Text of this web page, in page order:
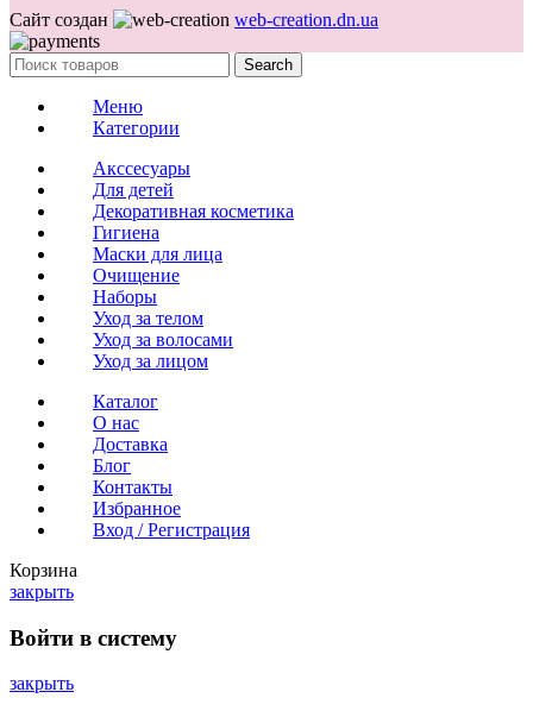
Сайт создан
web-creation.dn.ua
Search
Меню
Категории
Акссесуары
Для детей
Декоративная косметика
Гигиена
Маски для лица
Очищение
Наборы
Уход за телом
Уход за волосами
Уход за лицом
Каталог
О нас
Доставка
Блог
Контакты
Избранное
Вход / Регистрация
Корзина
закрыть
Войти в систему
закрыть